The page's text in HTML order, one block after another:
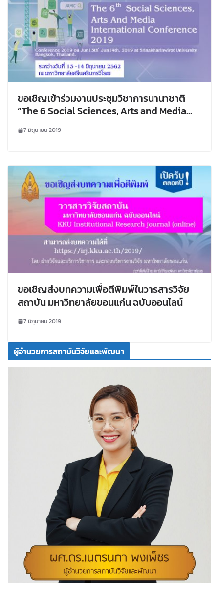
ขอเชิญเข้าร่วมงานประชุมวิชาการนานาชาติ
“The 6 Social Sciences, Arts and Media
International Conference 2019, Bangkok,
Thailand”
7 มิถุนายน 2019
ขอเชิญส่งบทความเพื่อตีพิมพ์ในวารสารวิจัย
สถาบัน มหาวิทยาลัยขอนแก่น ฉบับออนไลน์
7 มิถุนายน 2019
ผู้อำนวยการสถาบันวิจัยและพัฒนา